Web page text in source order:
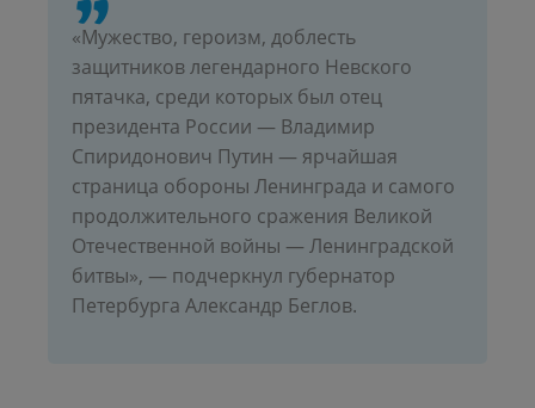
«Мужество, героизм, доблесть
защитников легендарного Невского
пятачка, среди которых был отец
президента России — Владимир
Спиридонович Путин — ярчайшая
страница обороны Ленинграда и самого
продолжительного сражения Великой
Отечественной войны — Ленинградской
битвы», — подчеркнул губернатор
Петербурга Александр Беглов.